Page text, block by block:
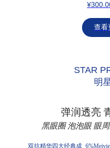
查看
STAR
明
弹润透亮
黑眼圈 泡泡眼 眼
双抗精华四大经典成